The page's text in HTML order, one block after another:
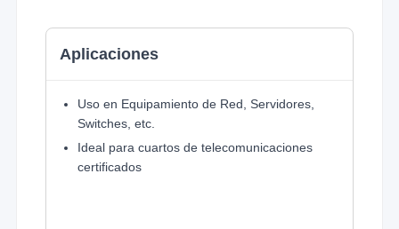
Aplicaciones
Uso en Equipamiento de Red, Servidores,
Switches, etc.
Ideal para cuartos de telecomunicaciones
certificados